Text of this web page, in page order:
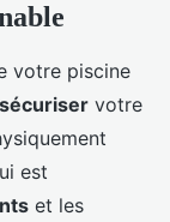
votre piscine
sécuriser votre
est
et les